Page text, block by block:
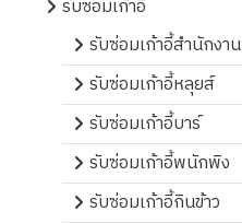
รับซ่อมเก้าอี้
รับซ่อมเก้าอี้สำนักงาน
รับซ่อมเก้าอี้หลุยส์
รับซ่อมเก้าอี้บาร์
รับซ่อมเก้าอี้พนักพิง
รับซ่อมเก้าอี้กินข้าว